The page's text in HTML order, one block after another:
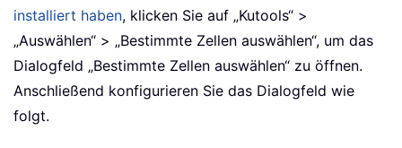
installiert haben, klicken Sie auf „Kutools“ >
„Auswählen“ > „Bestimmte Zellen auswählen“, um das
Dialogfeld „Bestimmte Zellen auswählen“ zu öffnen.
Anschließend konfigurieren Sie das Dialogfeld wie
folgt.